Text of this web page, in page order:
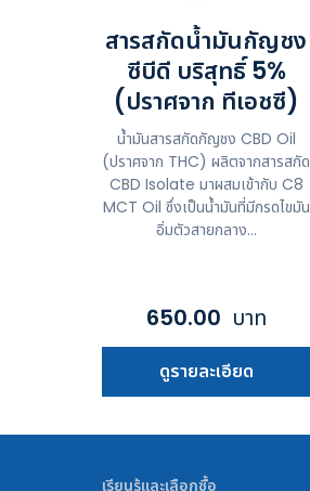
สารสกัดน้ำมันกัญชง
ซีบีดี บริสุทธิ์ 5%
(ปราศจาก ทีเอชซี)
น้ำมันสารสกัดกัญชง CBD Oil
(ปราศจาก THC) ผลิตจากสารสกัด
CBD Isolate มาผสมเข้ากับ C8
MCT Oil ซึ่งเป็นน้ำมันที่มีกรดไขมัน
อิ่มตัวสายกลาง...
650.00 บาท
ดูรายละเอียด
เรียนรู้และเลือกซื้อ